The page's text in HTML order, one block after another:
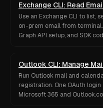
Exchange CLI: Read
Use an Exchange CLI to list,
on-prem email from terminal.
Graph API setup, and SDK
Outlook CLI: Manage
Run Outlook mail and
registration. One OAuth
Microsoft 365 and